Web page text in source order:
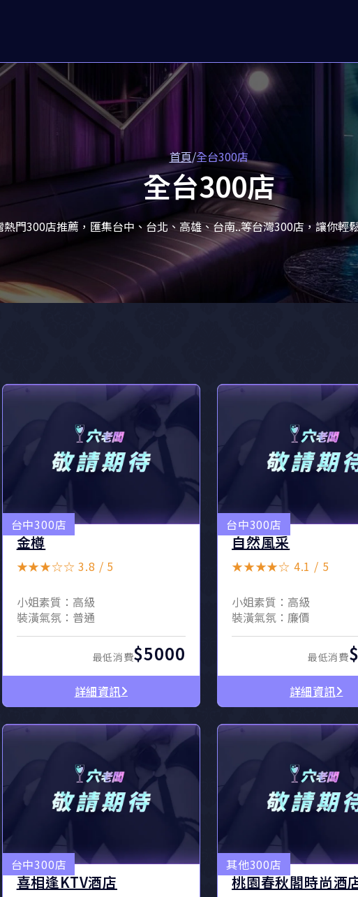
首頁/全台300店
全台300店
門300店推薦，匯集台中、台北、高雄、台南..等台灣300店，讓你輕
台中300店
金樽
★★★☆☆ 3.8 / 5
小姐素質：高級
裝潢氣氛：普通
最低消費$5000
詳細資訊
台中300店
自然風采
★★★★☆ 4.1 / 5
小姐素質：高級
裝潢氣氛：廉價
最低消費
詳細資訊
台中300店
喜相逢KTV酒店
其他300店
桃園春秋閣時尚酒